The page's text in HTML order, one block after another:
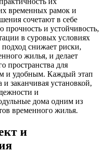
временных рамок и
сочетают в себе
прочность и устойчивость,
в суровых условиях
снижает риски,
жилья, и делает
пространства для
и удобным. Каждый этап
и заканчивая установкой,
и
дома одним из
временного жилья.
и